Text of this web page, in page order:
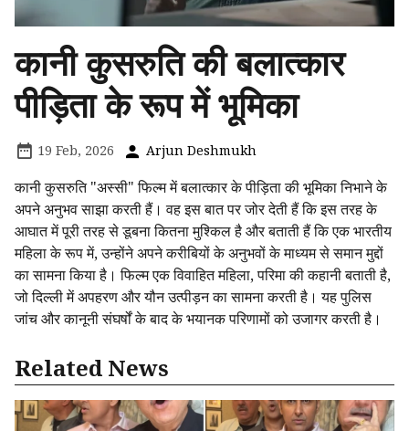
कानी कुसरुति की बलात्कार
पीड़िता के रूप में भूमिका
19 Feb, 2026 Arjun Deshmukh
कानी कुसरुति "अस्सी" फिल्म में बलात्कार के पीड़िता की भूमिका निभाने के
अपने अनुभव साझा करती हैं। वह इस बात पर जोर देती हैं कि इस तरह के
आघात में पूरी तरह से डूबना कितना मुश्किल है और बताती हैं कि एक भारतीय
महिला के रूप में, उन्होंने अपने करीबियों के अनुभवों के माध्यम से समान मुद्दों
का सामना किया है। फिल्म एक विवाहित महिला, परिमा की कहानी बताती है,
जो दिल्ली में अपहरण और यौन उत्पीड़न का सामना करती है। यह पुलिस
जांच और कानूनी संघर्षों के बाद के भयानक परिणामों को उजागर करती है।
Related News